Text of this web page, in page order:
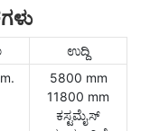
ಉದ್ದಿ
5800 mm
11800 mm
ಕಸ್ಟಮೈಸ್